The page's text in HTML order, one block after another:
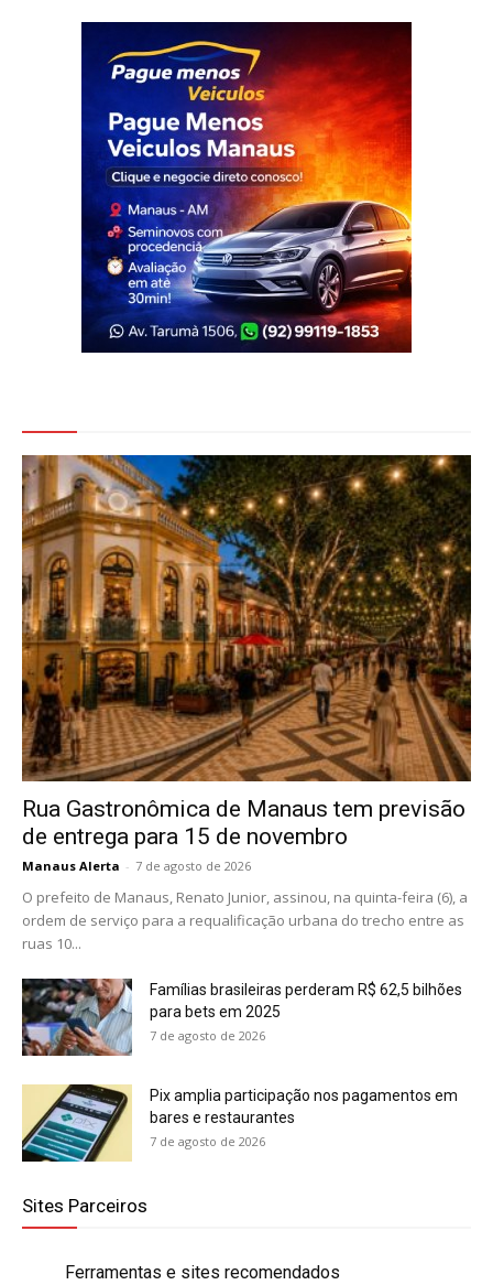
Rua Gastronômica de Manaus tem previsão
de entrega para 15 de novembro
Manaus Alerta - 7 de agosto de 2026
O prefeito de Manaus, Renato Junior, assinou, na quinta-feira (6), a
ordem de serviço para a requalificação urbana do trecho entre as
ruas 10...
Famílias brasileiras perderam R$ 62,5 bilhões
para bets em 2025
7 de agosto de 2026
Pix amplia participação nos pagamentos em
bares e restaurantes
7 de agosto de 2026
Sites Parceiros
Ferramentas e sites recomendados